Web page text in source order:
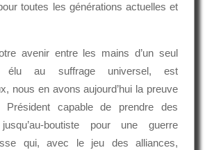
toutes les générations actuelles et
avenir entre les mains d’un seul
élu au suffrage universel, est
nous en avons aujourd’hui la preuve
capable de prendre des
boutiste pour une guerre
qui, avec le jeu des alliances,